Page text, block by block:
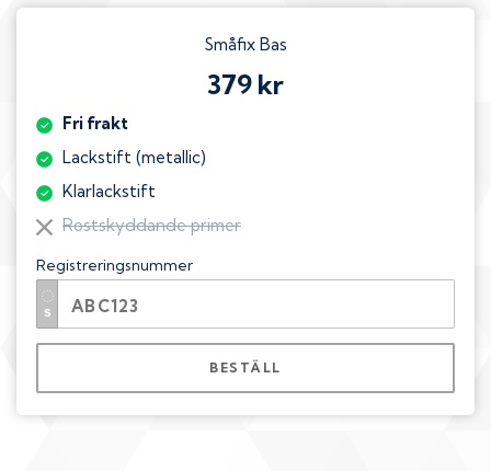
Småfix Bas
379 kr
Fri frakt
Lackstift (metallic)
Klarlackstift
Rostskyddande primer
Registreringsnummer
BESTÄLL